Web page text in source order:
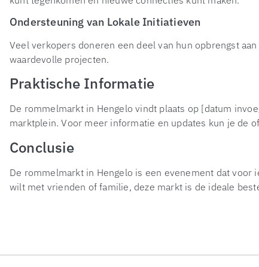
Ondersteuning van Lokale Initiatieven
Veel verkopers doneren een deel van hun opbrengst
waardevolle projecten.
Praktische Informatie
De rommelmarkt in Hengelo vindt plaats op [datum
marktplein. Voor meer informatie en updates kun je de
Conclusie
De rommelmarkt in Hengelo is een evenement dat
wilt met vrienden of familie, deze markt is de ideale